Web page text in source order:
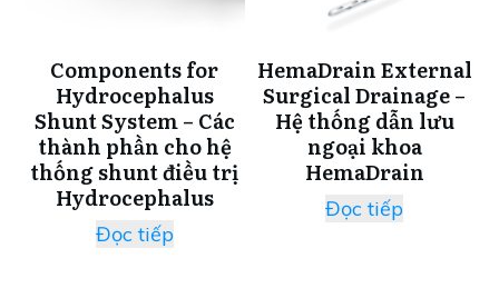
Components for
Hydrocephalus
Shunt System – Các
thành phần cho hệ
thống shunt điều trị
Hydrocephalus
Đọc tiếp
HemaDrain External
Surgical Drainage –
Hệ thống dẫn lưu
ngoại khoa
HemaDrain
Đọc tiếp